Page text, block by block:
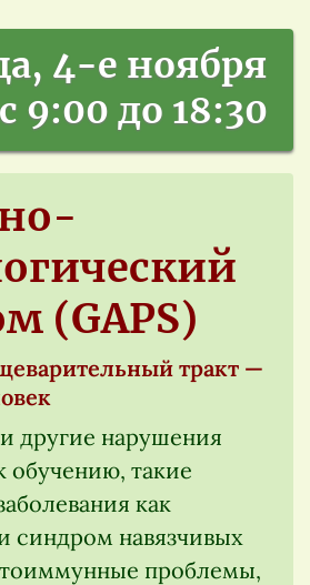
4-е ноября
9:00 до 18:30
(GAPS)
тракт —
другие нарушения
обучению, такие
как
синдром навязчивых
проблемы,